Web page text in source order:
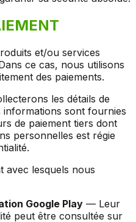
et/ou services
ce cas, nous utilisons
des paiements.
les détails de
informations sont fournies
de paiement tiers dont
personnelles est régie
avec lesquels nous
Google Play — Leur
peut être consultée sur